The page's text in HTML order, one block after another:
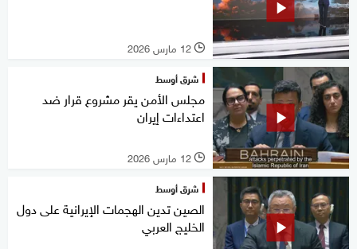
l 12 مارس 2026
شرق أوسط
مجلس الأمن يقر مشروع قرار ضد
اعتداءات إيران
l 12 مارس 2026
شرق أوسط
الصين تدين الهجمات الإيرانية على دول
الخليج العربي